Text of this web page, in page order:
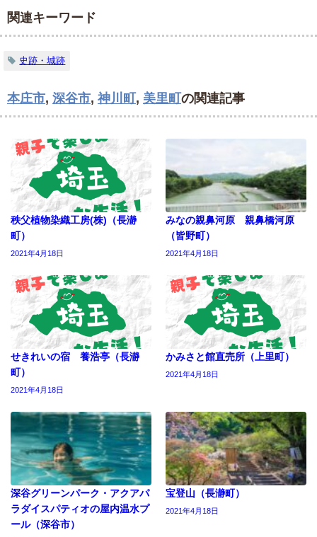
関連キーワード
史跡・城跡
本庄市, 深谷市, 神川町 , 美里町 の関連記事
秩父植物染織工房(株)（長瀞
町）
2021年4月18日
みなの親鼻河原 親鼻橋河原
（皆野町）
2021年4月18日
せきれいの宿 養浩亭（長瀞
町）
2021年4月18日
かみさと館直売所（上里町）
2021年4月18日
深谷グリーンパーク・アクアパ
ラダイスパティオの屋内温水プ
ール（深谷市）
宝登山（長瀞町）
2021年4月18日